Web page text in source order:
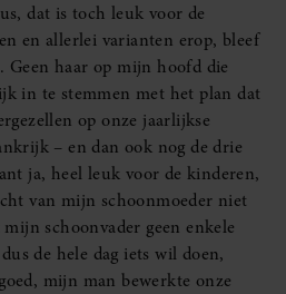
dat is toch leuk voor de
en allerlei varianten erop, bleef
haar op mijn hoofd die
in te stemmen met het plan dat
op onze jaarlijkse
– en dan ook nog de drie
ja, heel leuk voor de kinderen,
van mijn schoonmoeder niet
schoonvader geen enkele
de hele dag iets wil doen,
mijn man bewerkte onze